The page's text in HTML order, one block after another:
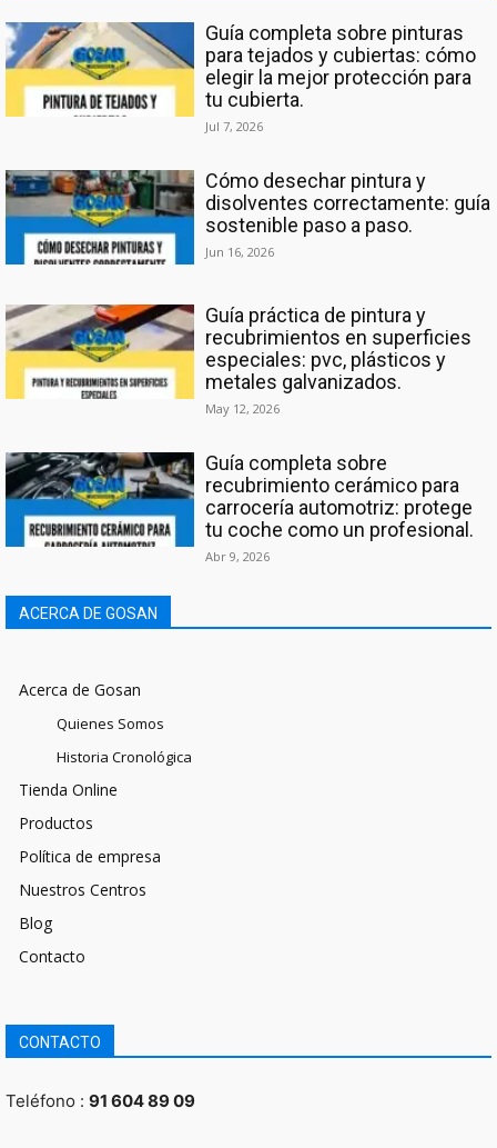
Guía completa sobre pinturas
para tejados y cubiertas: cómo
elegir la mejor protección para
tu cubierta.
Jul 7, 2026
Cómo desechar pintura y
disolventes correctamente: guía
sostenible paso a paso.
Jun 16, 2026
Guía práctica de pintura y
recubrimientos en superficies
especiales: pvc, plásticos y
metales galvanizados.
May 12, 2026
Guía completa sobre
recubrimiento cerámico para
carrocería automotriz: protege
tu coche como un profesional.
Abr 9, 2026
ACERCA DE GOSAN
Acerca de Gosan
Quienes Somos
Historia Cronológica
Tienda Online
Productos
Política de empresa
Nuestros Centros
Blog
Contacto
CONTACTO
Teléfono : 91 604 89 09